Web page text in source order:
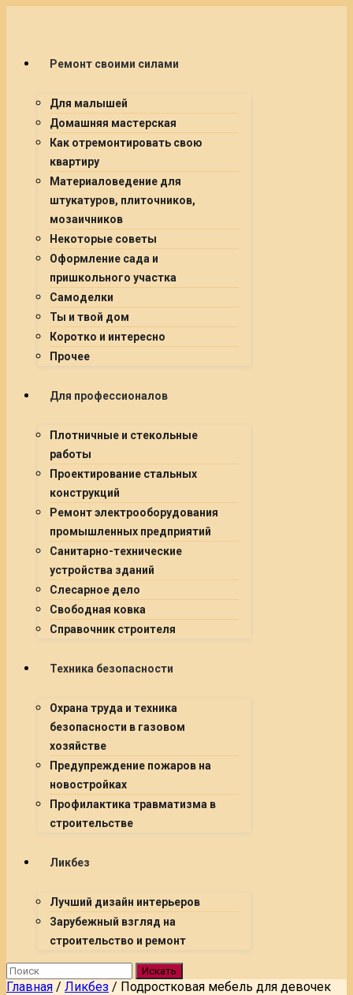
Ремонт своими силами
Для малышей
Домашняя мастерская
Как отремонтировать свою
квартиру
Материаловедение для
штукатуров, плиточников,
мозаичников
Некоторые советы
Оформление сада и
пришкольного участка
Самоделки
Ты и твой дом
Коротко и интересно
Прочее
Для профессионалов
Плотничные и стекольные
работы
Проектирование стальных
конструкций
Ремонт электрооборудования
промышленных предприятий
Санитарно-технические
устройства зданий
Слесарное дело
Свободная ковка
Справочник строителя
Техника безопасности
Охрана труда и техника
безопасности в газовом
хозяйстве
Предупреждение пожаров на
новостройках
Профилактика травматизма в
строительстве
Ликбез
Лучший дизайн интерьеров
Зарубежный взгляд на
строительство и ремонт
Искать
Главная / Ликбез / Подростковая мебель для девочек